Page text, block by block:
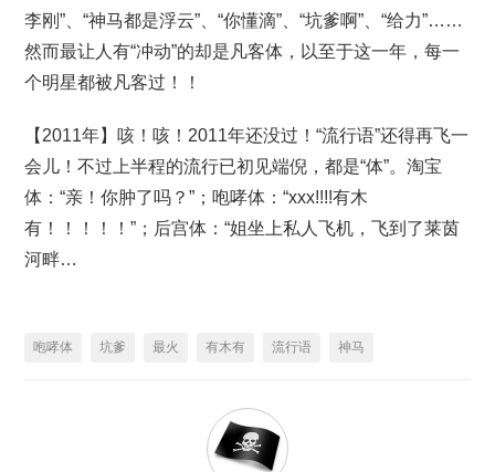
李刚”、“神马都是浮云”、“你懂滴”、“坑爹啊”、“给力”……
然而最让人有“冲动”的却是凡客体，以至于这一年，每一
个明星都被凡客过！！
【2011年】咳！咳！2011年还没过！“流行语”还得再飞一
会儿！不过上半程的流行已初见端倪，都是“体”。淘宝
体：“亲！你肿了吗？”；咆哮体：“xxx!!!!有木
有！！！！！”；后宫体：“姐坐上私人飞机，飞到了莱茵
河畔…
咆哮体 坑爹 最火 有木有 流行语 神马